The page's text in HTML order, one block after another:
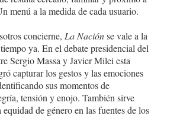
menú a la medida de cada usuario.
concierne, La Naciónse vale a la
ya. En el debate presidencial del
Sergio Massa y Javier Milei esta
capturar los gestos y las emociones
sus momentos de
tensión y enojo. También sirve
de género en las fuentes de los